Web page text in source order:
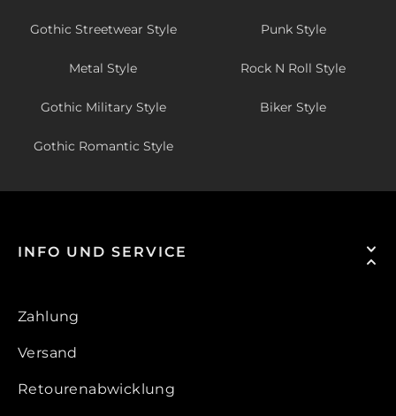
Gothic Streetwear Style Punk Style
Metal Style Rock N Roll Style
Gothic Military Style Biker Style
Gothic Romantic Style
INFO UND SERVICE
Zahlung
Versand
Retourenabwicklung